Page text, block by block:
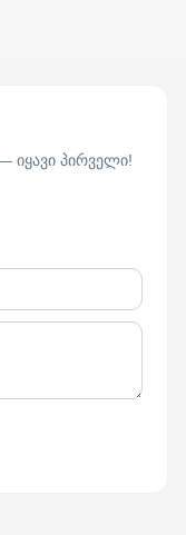
იყავი პირველი!